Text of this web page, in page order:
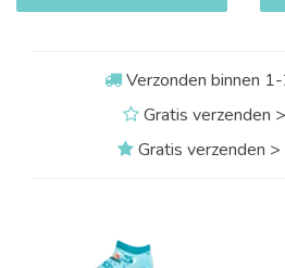
Verzonden binnen
Gratis verzenden
Gratis verzenden